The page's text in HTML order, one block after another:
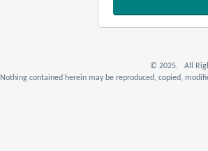
© 2025. All
Nothing contained herein may be reproduced, copied,